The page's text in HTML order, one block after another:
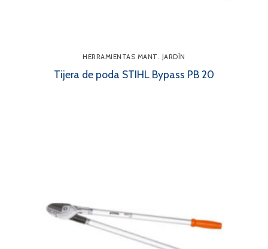
HERRAMIENTAS MANT. JARDÍN
Tijera de poda STIHL Bypass PB 20